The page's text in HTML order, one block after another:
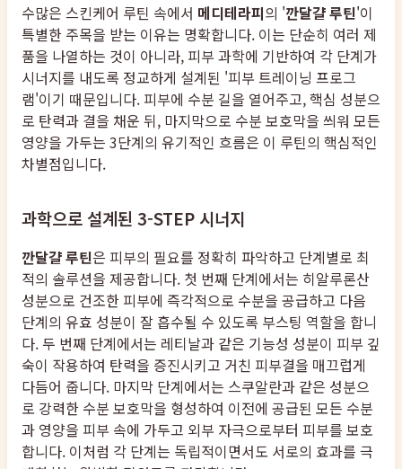
수많은 스킨케어 루틴 속에서 메디테라피의 '깐달걀 루틴'이
특별한 주목을 받는 이유는 명확합니다. 이는 단순히 여러 제
품을 나열하는 것이 아니라, 피부 과학에 기반하여 각 단계가
시너지를 내도록 정교하게 설계된 '피부 트레이닝 프로그
램'이기 때문입니다. 피부에 수분 길을 열어주고, 핵심 성분으
로 탄력과 결을 채운 뒤, 마지막으로 수분 보호막을 씌워 모든
영양을 가두는 3단계의 유기적인 흐름은 이 루틴의 핵심적인
차별점입니다.
과학으로 설계된 3-STEP 시너지
깐달걀 루틴은 피부의 필요를 정확히 파악하고 단계별로 최
적의 솔루션을 제공합니다. 첫 번째 단계에서는 히알루론산
성분으로 건조한 피부에 즉각적으로 수분을 공급하고 다음
단계의 유효 성분이 잘 흡수될 수 있도록 부스팅 역할을 합니
다. 두 번째 단계에서는 레티날과 같은 기능성 성분이 피부 깊
숙이 작용하여 탄력을 증진시키고 거친 피부결을 매끄럽게
다듬어 줍니다. 마지막 단계에서는 스쿠알란과 같은 성분으
로 강력한 수분 보호막을 형성하여 이전에 공급된 모든 수분
과 영양을 피부 속에 가두고 외부 자극으로부터 피부를 보호
합니다. 이처럼 각 단계는 독립적이면서도 서로의 효과를 극